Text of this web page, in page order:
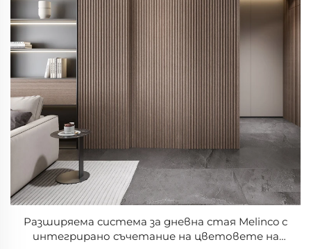
Разширяема система за дневна стая Melinco с
интегрирано съчетание на цветовете на